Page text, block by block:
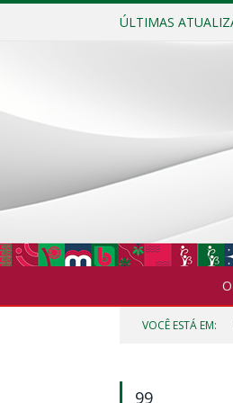
ÚLTIMAS
VOCÊ ESTÁ EM:
99